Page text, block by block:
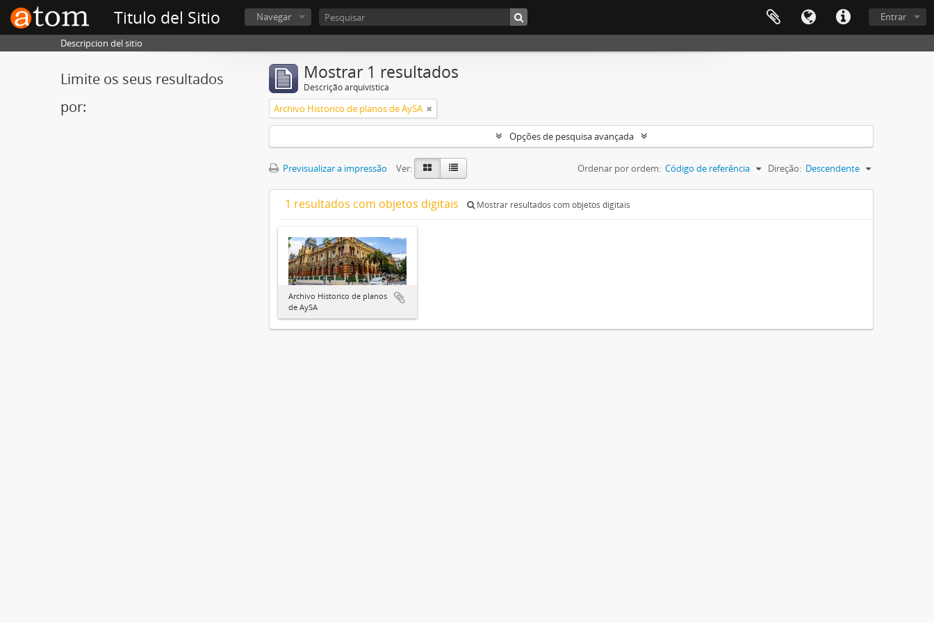
Titulo del Sitio Entrar
Navegar
Descripcion del sitio
Limite os seus resultados
por:
Mostrar 1 resultados
Descrição arquivística
Archivo Historico de planos de AySA
Opções de pesquisa avançada
Previsualizar a impressão Ver: Ordenar por ordem: Código de referência Direção: Descendente
1 resultados com objetos digitais Mostrar resultados com objetos digitais
Archivo Historico de planos
de AySA